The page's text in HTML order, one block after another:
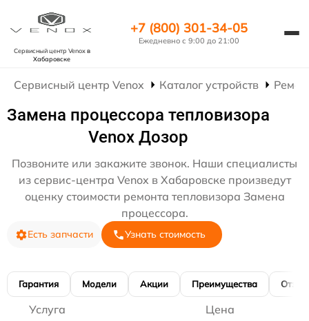
Сервисный центр Venoxв
Хабаровске
+7 (800) 301-34-05
Ежедневно с 9:00 до 21:00
Сервисный центр Venox Каталог устройств
Замена процессора тепловизора
Venox Дозор
Позвоните или закажите звонок. Наши специалисты
из сервис-центра Venox в Хабаровске произведут
оценку стоимости ремонта тепловизора Замена
процессора.
Есть запчасти Узнать стоимость
Гарантия Модели Акции Преимущества
Услуга Цена